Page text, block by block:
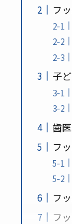
フ
子
歯
フ
フ
フ